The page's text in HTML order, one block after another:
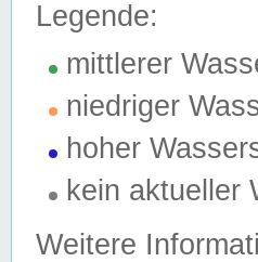
Legende:
mittlerer
niedriger
hoher
kein aktueller
Weitere